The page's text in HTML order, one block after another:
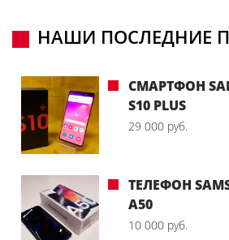
НАШИ ПОСЛЕДНИЕ
СМАРТФОН
S10 PLUS
29 000 руб.
ТЕЛЕФОН
A50
10 000 руб.